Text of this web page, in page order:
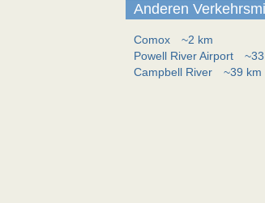
Anderen
Comox
~2 km
Powell River Airport
Campbell River
~39 km